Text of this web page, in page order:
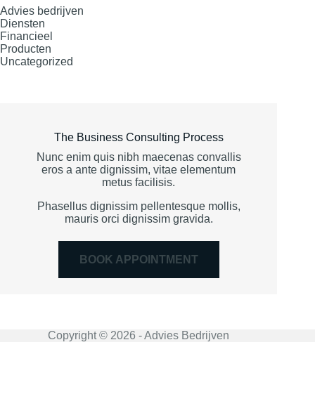
Advies bedrijven
Diensten
Financieel
Producten
Uncategorized
The Business Consulting Process
Nunc enim quis nibh maecenas convallis
eros a ante dignissim, vitae elementum
metus facilisis.
Phasellus dignissim pellentesque mollis,
mauris orci dignissim gravida.
BOOK APPOINTMENT
Copyright © 2026 - Advies Bedrijven